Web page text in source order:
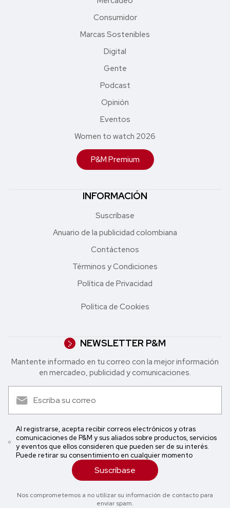
Consumidor
Marcas Sostenibles
Digital
Gente
Podcast
Opinión
Eventos
Women to watch 2026
P&M Premium
INFORMACIÓN
Suscríbase
Anuario de la publicidad colombiana
Contáctenos
Términos y Condiciones
Política de Privacidad
Política de Cookies
NEWSLETTER P&M
Mantente informado en tu correo con la mejor in formación
en mercadeo, publicidad y comunicaciones.
Al registrarse, acepta recibir correos electrónicos y otras
comunicaciones de P&M y sus aliados sobre productos, servicios
y eventos que ellos consideren que pueden ser de su interés.
Puede retirar su consentimiento en cualquier momento
Suscríbase
Nos comprometemos a no utilizar su información de contacto para
enviar spam.